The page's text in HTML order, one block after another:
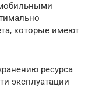
которые имеют
ресурса
эксплуатации